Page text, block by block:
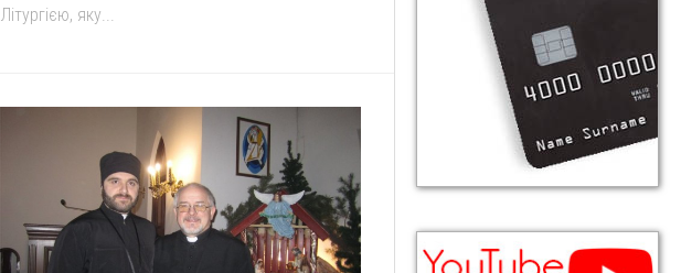
Літургією, яку...